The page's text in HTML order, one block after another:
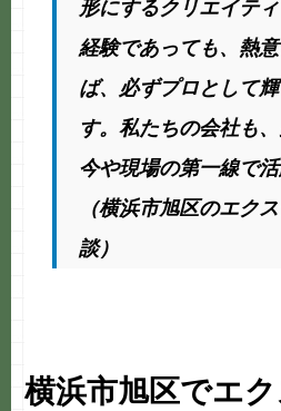
形にするクリエイテ
経験であっても、熱
ば、必ずプロとして
す。私たちの会社も
今や現場の第一線で
（横浜市旭区のエク
談）
横浜市旭区でエ